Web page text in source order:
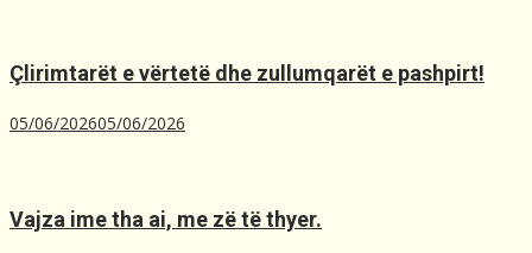
Çlirimtarët e vërtetë dhe zullumqarët e pashpirt!
05/06/202605/06/2026
Vajza ime tha ai, me zë të thyer.